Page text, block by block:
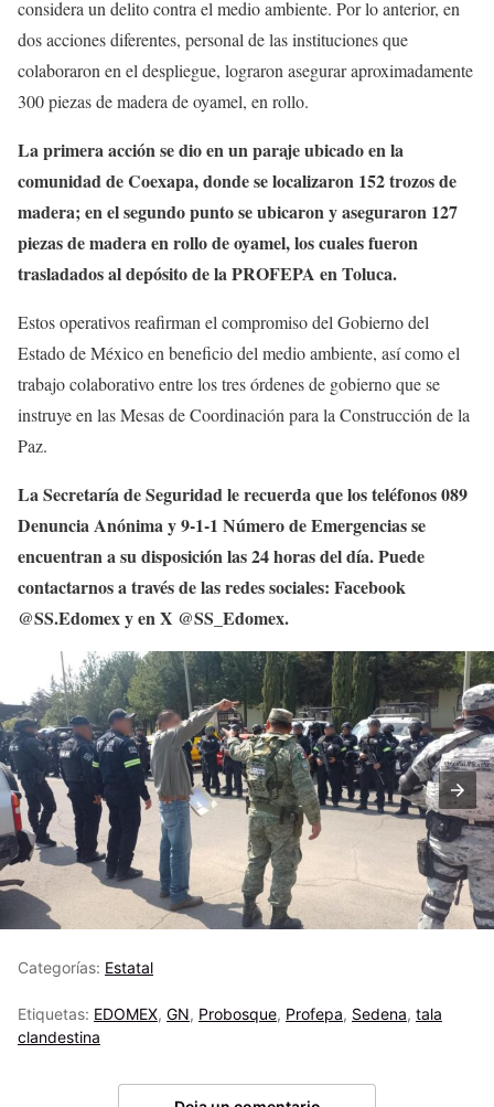
considera un delito contra el medio ambiente. Por lo anterior, en
dos acciones diferentes, personal de las instituciones que
colaboraron en el despliegue, lograron asegurar aproximadamente
300 piezas de madera de oyamel, en rollo.
La primera acción se dio en un paraje ubicado en la
comunidad de Coexapa, donde se localizaron 152 trozos de
madera; en el segundo punto se ubicaron y aseguraron 127
piezas de madera en rollo de oyamel, los cuales fueron
trasladados al depósito de la PROFEPA en Toluca.
Estos operativos reafirman el compromiso del Gobierno del
Estado de México en beneficio del medio ambiente, así como el
trabajo colaborativo entre los tres órdenes de gobierno que se
instruye en las Mesas de Coordinación para la Construcción de la
Paz.
La Secretaría de Seguridad le recuerda que los teléfonos 089
Denuncia Anónima y 9-1-1 Número de Emergencias se
encuentran a su disposición las 24 horas del día. Puede
contactarnos a través de las redes sociales: Facebook
@SS.Edomex y en X @SS_Edomex.
Categorías: Estatal
Etiquetas: EDOMEX, GN, Probosque, Profepa, Sedena, tala
clandestina